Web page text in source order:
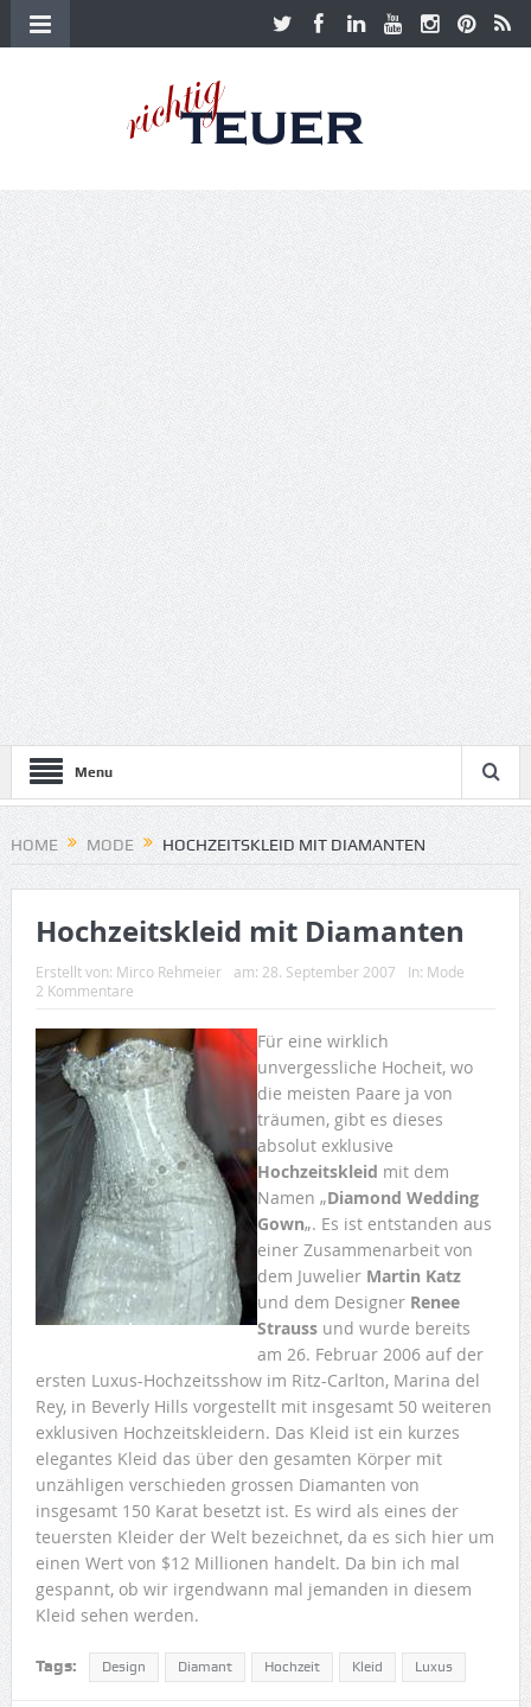
Menu
HOME MODE HOCHZEITSKLEID MIT DIAMANTEN
Hochzeitskleid mit Diamanten
Erstellt von: Mirco Rehmeier am: 28. September 2007 In: Mode
2 Kommentare
Für eine wirklich
unvergessliche Hocheit, wo
die meisten Paare ja von
träumen, gibt es dieses
absolut exklusive
Hochzeitskleid mit dem
Namen „Diamond Wedding
Gown„. Es ist entstanden aus
einer Zusammenarbeit von
dem Juwelier Martin Katz
und dem Designer Renee
Straussund wurde bereits
am 26. Februar 2006 auf der
ersten Luxus-Hochzeitsshow im Ritz-Carlton, Marina del
Rey, in Beverly Hills vorgestellt mit insgesamt 50 weiteren
exklusiven Hochzeitskleidern. Das Kleid ist ein kurzes
elegantes Kleid das über den gesamten Körper mit
unzähligen verschieden grossen Diamanten von
insgesamt 150 Karat besetzt ist. Es wird als eines der
teuersten Kleider der Welt bezeichnet, da es sich hier um
einen Wert von $12 Millionen handelt. Da bin ich mal
gespannt, ob wir irgendwann mal jemanden in diesem
Kleid sehen werden.
Tags: Design Diamant Hochzeit Kleid Luxus